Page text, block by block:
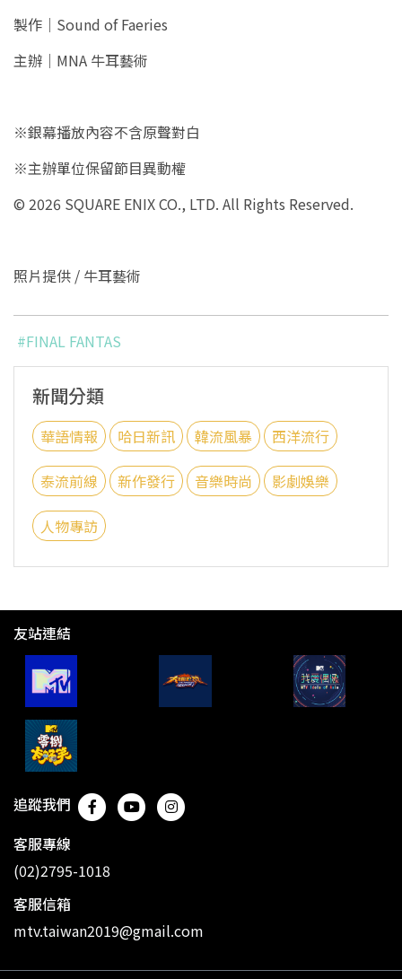
製作｜Sound of Faeries
主辦｜MNA 牛耳藝術
※銀幕播放內容不含原聲對白
※主辦單位保留節目異動權
© 2026 SQUARE ENIX CO., LTD. All Rights Reserved.
照片提供 / 牛耳藝術
#FINAL FANTAS
新聞分類
華語情報 哈日新訊 韓流風暴 西洋流行
泰流前線 新作發行 音樂時尚 影劇娛樂
人物專訪
友站連結
追蹤我們
客服專線
(02)2795-1018
客服信箱
mtv.taiwan2019@gmail.com